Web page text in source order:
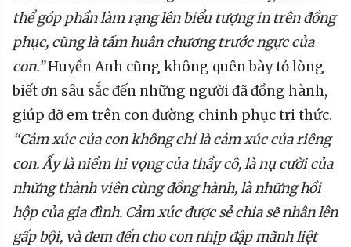
thể góp phần làm rạng lên biểu tượng in trên đồng
phục, cũng là tấm huân chương trước ngực của
con.”Huyền Anh cũng không quên bày tỏ lòng
biết ơn sâu sắc đến những người đã đồng hành,
giúp đỡ em trên con đường chinh phục tri thức.
“Cảm xúc của con không chỉ là cảm xúc của riêng
con. Ấy là niềm hi vọng của thầy cô, là nụ cười của
những thành viên cùng đồng hành, là những hồi
hộp của gia đình. Cảm xúc được sẻ chia sẽ nhân lên
gấp bội, và đem đến cho con nhịp đập mãnh liệt